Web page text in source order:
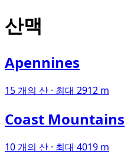
산맥
Apennines
15 개의 산 · 최대 2912 m
Coast Mountains
10 개의 산 · 최대 4019 m